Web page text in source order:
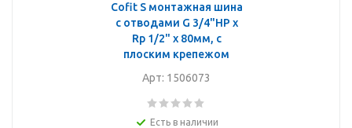
Cofit S монтажная шина
с отводами G 3/4"НР x
Rp 1/2" x 80мм, с
плоским крепежом
Арт: 1506073
Есть в наличии